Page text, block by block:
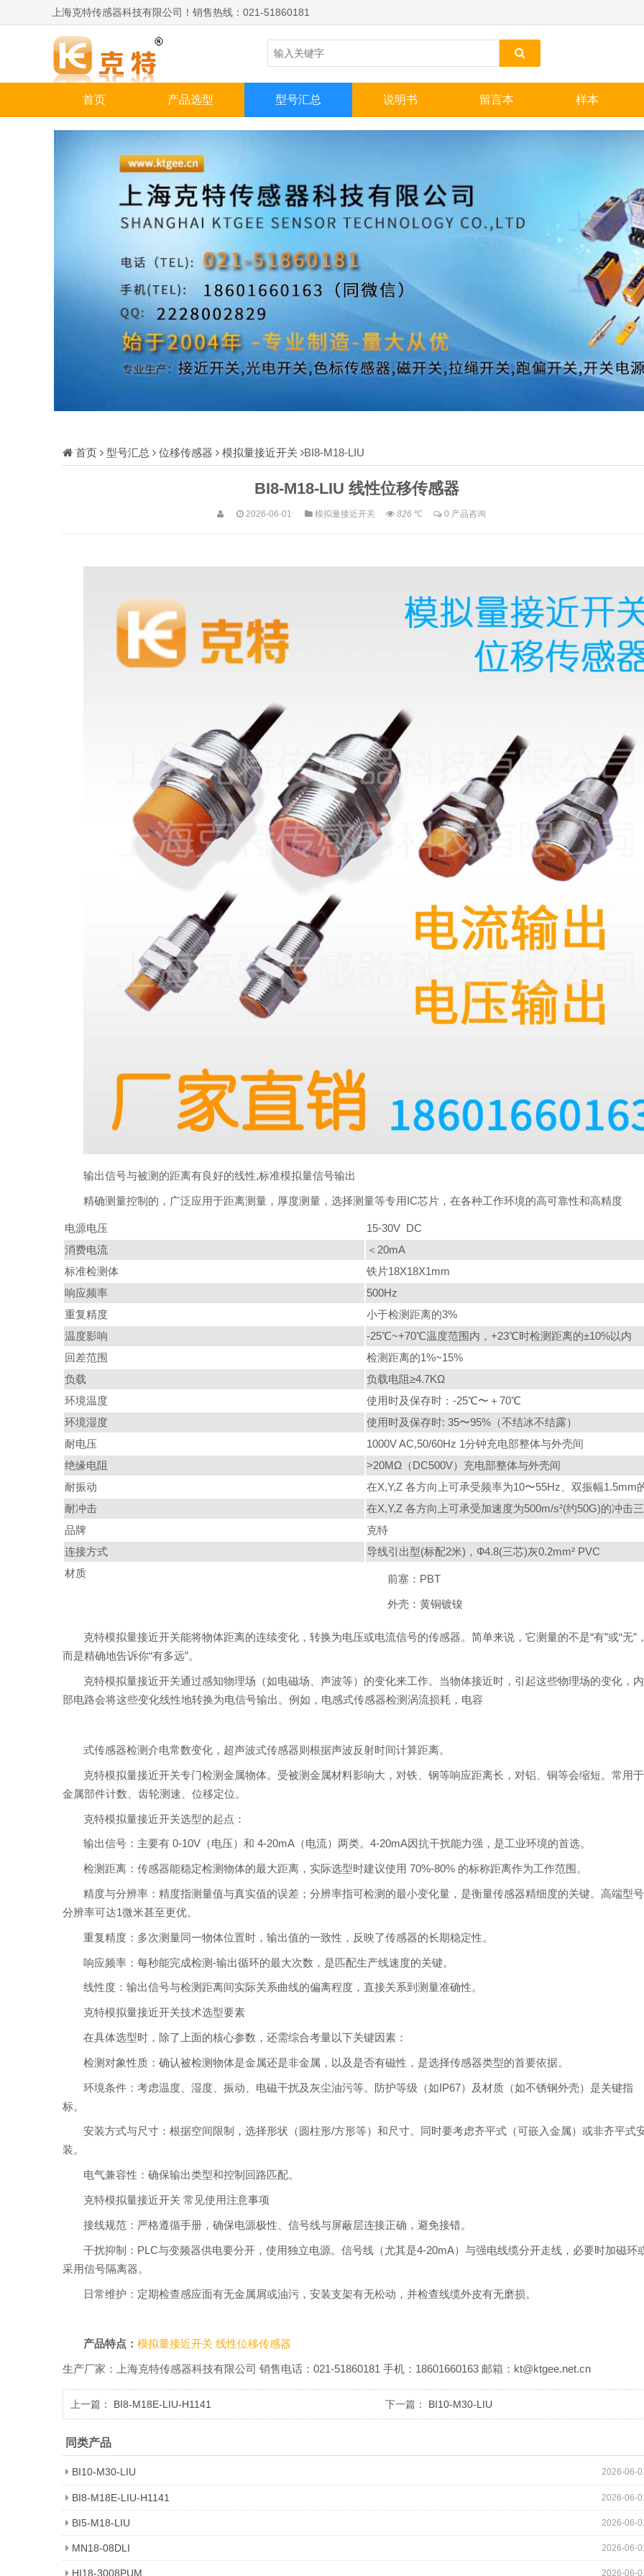
上海克特传感器科技有限公司！销售热线：021-51860181
首页 产品选型 型号汇总 说明书 留言本 样本
首页 型号汇总 位移传感器 模拟量接近开关 BI8-M18-LIU
BI8-M18-LIU 线性位移传感器
2026-06-01 模拟量接近开关 826℃ 0 产品咨询
输出信号与被测的距离有良好的线性,标准模拟量信号输出
精确测量控制的，广泛应用于距离测量，厚度测量，选择测量等专用IC芯片，在各种工作环境的高可靠性和高精度
电源电压
15-30V DC
消费电流
＜20mA
标准检测体
铁片18X18X1mm
响应频率
500Hz
重复精度
小于检测距离的3%
温度影响
-25℃~+70℃温度范围内，+23℃时检测距离的±10%以内
回差范围
检测距离的1%~15%
负载
负载电阻≥4.7KΩ
环境温度
使用时及保存时：-25℃〜＋70℃
环境湿度
使用时及保存时: 35〜95%（不结冰不结露）
耐电压
1000V AC,50/60Hz 1分钟充电部整体与外壳间
绝缘电阻
>20MΩ（DC500V）充电部整体与外壳间
耐振动
在X,Y,Z 各方向上可承受频率为10〜55Hz、双振幅1.5mm
耐冲击
在X,Y,Z 各方向上可承受加速度为500m/s²(约50G)的冲击
品牌
克特
连接方式
导线引出型(标配2米)，Ф4.8(三芯)灰0.2mm² PVC
材质
前塞：PBT
外壳：黄铜镀镍
克特模拟量接近开关能将物体距离的连续变化，转换为电压或电流信号的传感器。简单来说，它测量的不是“有”或“无”
而是精确地告诉你“有多远”。
克特模拟量接近开关通过感知物理场（如电磁场、声波等）的变化来工作。当物体接近时，引起这些物理场的变化，内
部电路会将这些变化线性地转换为电信号输出。例如，电感式传感器检测涡流损耗，电容
式传感器检测介电常数变化，超声波式传感器则根据声波反射时间计算距离。
克特模拟量接近开关专门检测金属物体。受被测金属材料影响大，对铁、钢等响应距离长，对铝、铜等会缩短。常用于
金属部件计数、齿轮测速、位移定位。
克特模拟量接近开关选型的起点：
输出信号：主要有 0-10V（电压）和 4-20mA（电流）两类。4-20mA因抗干扰能力强，是工业环境的首选。
检测距离：传感器能稳定检测物体的最大距离，实际选型时建议使用 70%-80% 的标称距离作为工作范围。
精度与分辨率：精度指测量值与真实值的误差；分辨率指可检测的最小变化量，是衡量传感器精细度的关键。高端型号
分辨率可达1微米甚至更优。
重复精度：多次测量同一物体位置时，输出值的一致性，反映了传感器的长期稳定性。
响应频率：每秒能完成检测-输出循环的最大次数，是匹配生产线速度的关键。
线性度：输出信号与检测距离间实际关系曲线的偏离程度，直接关系到测量准确性。
克特模拟量接近开关技术选型要素
在具体选型时，除了上面的核心参数，还需综合考量以下关键因素：
检测对象性质：确认被检测物体是金属还是非金属，以及是否有磁性，是选择传感器类型的首要依据。
环境条件：考虑温度、湿度、振动、电磁干扰及灰尘油污等。防护等级（如IP67）及材质（如不锈钢外壳）是关键指
标。
安装方式与尺寸：根据空间限制，选择形状（圆柱形/方形等）和尺寸。同时要考虑齐平式（可嵌入金属）或非齐平式
装。
电气兼容性：确保输出类型和控制回路匹配。
克特模拟量接近开关 常见使用注意事项
接线规范：严格遵循手册，确保电源极性、信号线与屏蔽层连接正确，避免接错。
干扰抑制：PLC与变频器供电要分开，使用独立电源。信号线（尤其是4-20mA）与强电线缆分开走线，必要时加磁环
采用信号隔离器。
日常维护：定期检查感应面有无金属屑或油污，安装支架有无松动，并检查线缆外皮有无磨损。
产品特点：模拟量接近开关线性位移传感器
生产厂家：上海克特传感器科技有限公司 销售电话：021-51860181 手机：18601660163 邮箱：kt@ktgee.net.cn
上一篇： BI8-M18E-LIU-H1141 下一篇： BI10-M30-LIU
同类产品
2026-06-
BI10-M30-LIU
2026-06-
BI8-M18E-LIU-H1141
2026-06-
BI5-M18-LIU
2026-06-
MN18-08DLI
2026-06-
HI18-3008PUM